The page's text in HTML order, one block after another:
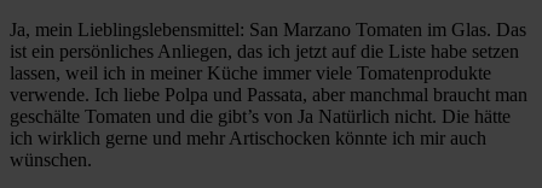
Ja, mein Lieblingslebensmittel: San Marzano Tomaten im Glas. Das
ist ein persönliches Anliegen, das ich jetzt auf die Liste habe setzen
lassen, weil ich in meiner Küche immer viele Tomatenprodukte
verwende. Ich liebe Polpa und Passata, aber manchmal braucht man
geschälte Tomaten und die gibt’s von Ja Natürlich nicht. Die hätte
ich wirklich gerne und mehr Artischocken könnte ich mir auch
wünschen.